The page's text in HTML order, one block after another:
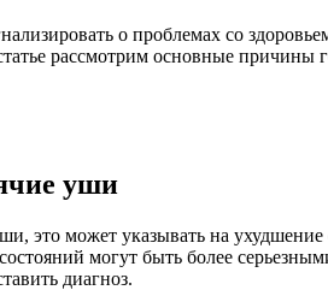
о проблемах со
рассмотрим основные причины
уши
это может указывать на
могут быть более
диагноз.